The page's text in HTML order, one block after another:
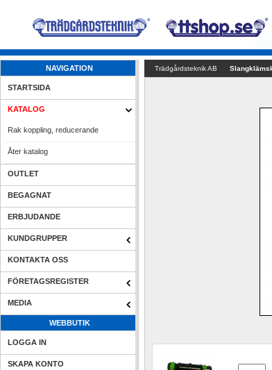
NAVIGATION
STARTSIDA
KATALOG
Rak koppling, reducerande
Åter katalog
OUTLET
BEGAGNAT
ERBJUDANDE
KUNDGRUPPER
KONTAKTA OSS
FÖRETAGSREGISTER
MEDIA
WEBBUTIK
LOGGA IN
SKAPA KONTO
Trädgårdsteknik AB